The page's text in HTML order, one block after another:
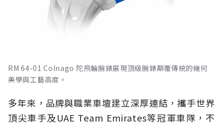
RM 64-01 Colnago 陀飛輪腕錶展現頂級腕錶顛覆傳統的幾何
美學與工藝高度。
多年來，品牌與職業車壇建立深厚連結，攜手世界
頂尖車手及UAE Team Emirates等冠軍車隊，不